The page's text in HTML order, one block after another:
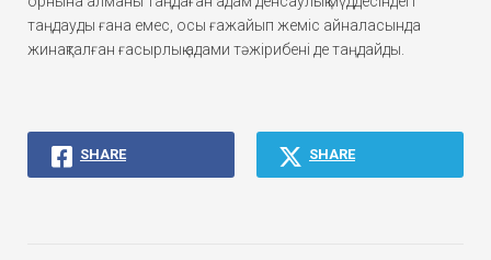
таңдауды ғана емес, осы ғажайып жеміс айналасында
жинақталған ғасырлық адами тәжірибені де таңдайды.
SHARE SHARE